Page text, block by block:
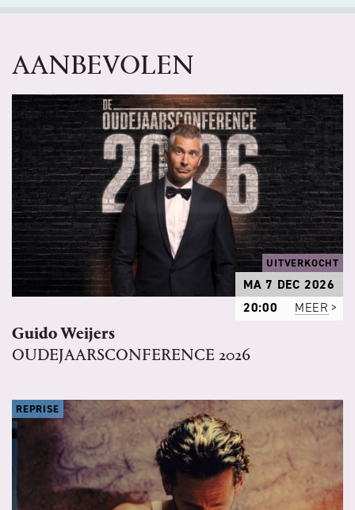
AANBEVOLEN
UITVERKOCHT
MA 7 DEC 2026
20:00
MEER
Guido Weijers
OUDEJAARSCONFERENCE 2026
REPRISE